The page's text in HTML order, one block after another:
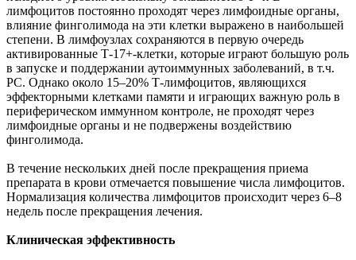
лимфоцитов постоянно проходят через лимфоидные органы,
влияние финголимода на эти клетки выражено в наибольшей
степени. В лимфоузлах сохраняются в первую очередь
активированные Т-17+-клетки, которые играют большую роль
в запуске и поддержании аутоиммунных заболеваний, в т.ч.
РС. Однако около 15–20% Т-лимфоцитов, являющихся
эффекторными клетками памяти и играющих важную роль в
периферическом иммунном контроле, не проходят через
лимфоидные органы и не подвержены воздействию
финголимода.
В течение нескольких дней после прекращения приема
препарата в крови отмечается повышение числа лимфоцитов.
Нормализация количества лимфоцитов происходит через 6–8
недель после прекращения лечения.
Клиническая эффективность